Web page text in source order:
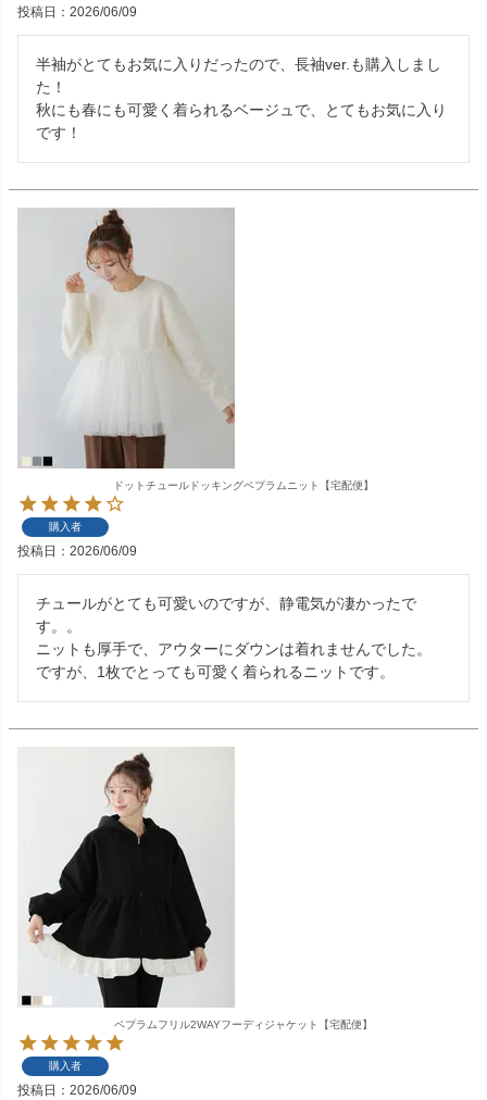
投稿日 2026/06/09
半袖がとてもお気に入りだったので、長袖ver.も購入しまし
た！
秋にも春にも可愛く着られるベージュで、とてもお気に入り
です！
ドットチュールドッキングペプラムニット【宅配便】
購入者
投稿日 2026/06/09
チュールがとても可愛いのですが、静電気が凄かったで
す。。
ニットも厚手で、アウターにダウンは着れませんでした。
ですが、1枚でとっても可愛く着られるニットです。
ペプラムフリル2WAYフーディジャケット【宅配便】
購入者
投稿日 2026/06/09